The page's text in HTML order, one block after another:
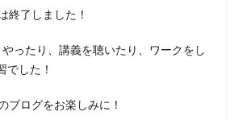
終了しました！
ったり、講義を聴いたり、ワークをし
でした！
ブログをお楽しみに！